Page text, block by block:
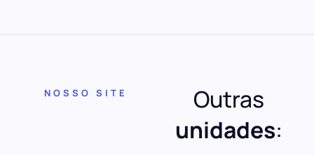
NOSSO SITE
Outras
unidades: